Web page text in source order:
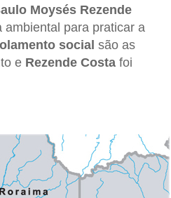
Moysés Rezende
para praticar a
social são as
e Rezende Costafoi